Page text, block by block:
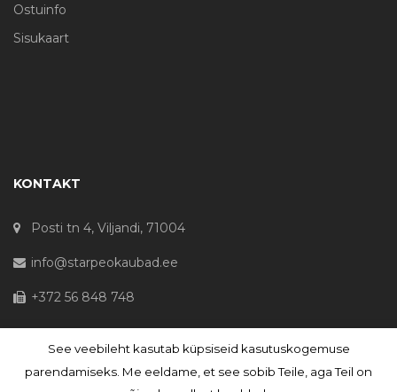
Ostuinfo
Sisukaart
KONTAKT
Posti tn 4, Viljandi, 71004
info@starpeokaubad.ee
+372 56 848 748
© Haljaste OÜ 2020 - Registrikood 10645867
See veebileht kasutab küpsiseid kasutuskogemuse
parendamiseks. Me eeldame, et see sobib Teile, aga Teil on